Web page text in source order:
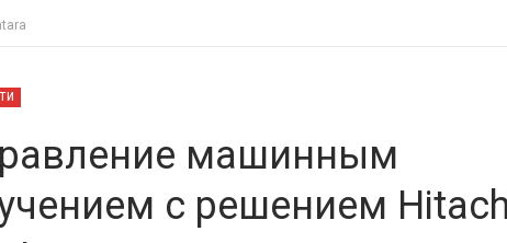
машинным
с решением
ПК, НОУТБУКИ